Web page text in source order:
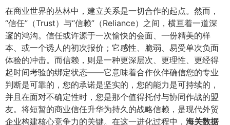
在商业世界的丛林中，建立关系是一切合作的起点。然而，
“信任”（Trust）与“信赖”（Reliance）之间，横亘着一道深
邃的鸿沟。信任或许源于一次愉快的会面、一份精美的样
本、或一个诱人的初次报价；它感性、脆弱、易受单次负面
体验的冲击。而信赖，则是一种更深层次、更理性、更经得
起时间考验的绑定状态——它意味着合作伙伴确信您的专业
判断是可靠的，您的承诺是坚实的，您的能力是可持续的，
并且在面对不确定性时，您是那个值得托付与协同作战的盟
友。将短暂的商业信任升华为持久的战略信赖，是现代外贸
企业构建核心竞争力的关键。在这一进化过程中，​ 海关数据